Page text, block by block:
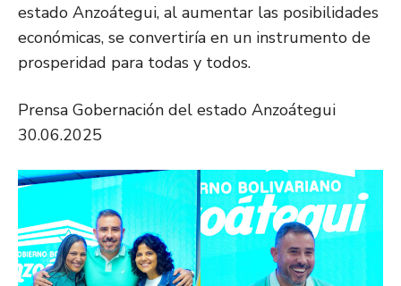
estado Anzoátegui, al aumentar las posibilidades
económicas, se convertiría en un instrumento de
prosperidad para todas y todos.
Prensa Gobernación del estado Anzoátegui
30.06.2025